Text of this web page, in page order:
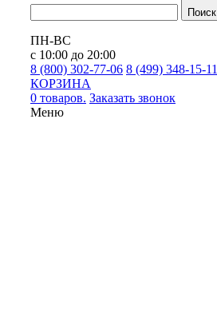
Поиск
ПН-ВС
с 10:00 до 20:00
8 (800) 302-77-06 8 (499) 348-15-11
КОРЗИНА
0 товаров. Заказать звонок
Меню